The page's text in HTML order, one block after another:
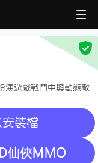
演遊戲戰鬥中與動態敵
裝檔